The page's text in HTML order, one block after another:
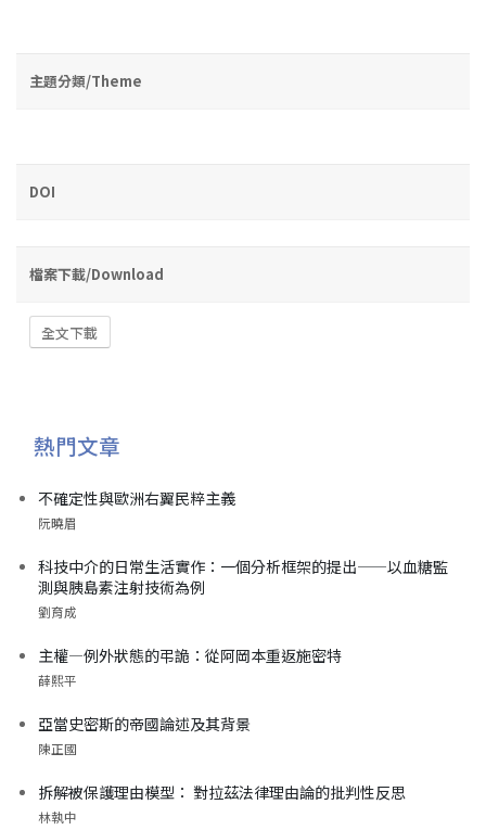
主題分類/Theme
DOI
檔案下載/Download
全文下載
熱門文章
不確定性與歐洲右翼民粹主義
阮曉眉
科技中介的日常生活實作：一個分析框架的提出——以血糖監
測與胰島素注射技術為例
劉育成
主權—例外狀態的弔詭：從阿岡本重返施密特
薛熙平
亞當史密斯的帝國論述及其背景
陳正國
拆解被保護理由模型： 對拉茲法律理由論的批判性反思
林執中